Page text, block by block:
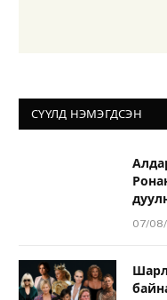
СҮҮЛД НЭМЭГДСЭН
07/